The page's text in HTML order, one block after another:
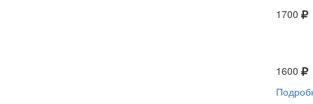
1700
1600